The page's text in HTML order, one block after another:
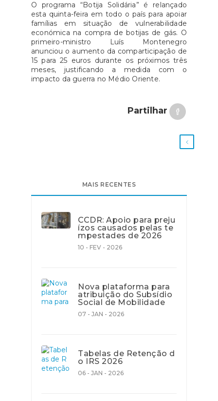
O programa “Botija Solidária” é relançado
esta quinta-feira em todo o país para apoiar
famílias em situação de vulnerabilidade
económica na compra de botijas de gás. O
primeiro-ministro Luís Montenegro
anunciou o aumento da comparticipação de
15 para 25 euros durante os próximos três
meses, justificando a medida com o
impacto da guerra no Médio Oriente.
Partilhar
MAIS RECENTES
CCDR: Apoio para preju
ízos causados pelas te
mpestades de 2026
10 - FEV - 2026
Nova plataforma para
atribuição do Subsídio
Social de Mobilidade
07 - JAN - 2026
Tabelas de Retenção d
o IRS 2026
06 - JAN - 2026